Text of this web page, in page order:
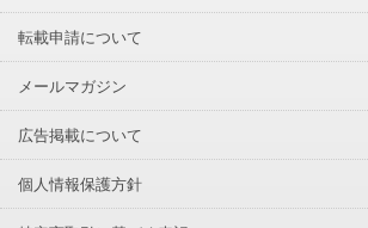
転載申請について
メールマガジン
広告掲載について
個人情報保護方針